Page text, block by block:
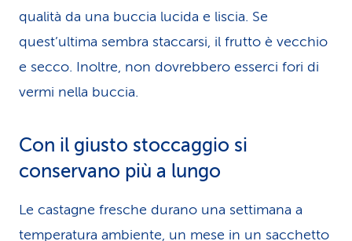
qualità da una buccia lucida e liscia. Se
quest’ultima sembra staccarsi, il frutto è vecchio
e secco. Inoltre, non dovrebbero esserci fori di
vermi nella buccia.
Con il giusto stoccaggio si
conservano più a lungo
Le castagne fresche durano una settimana a
temperatura ambiente, un mese in un sacchetto